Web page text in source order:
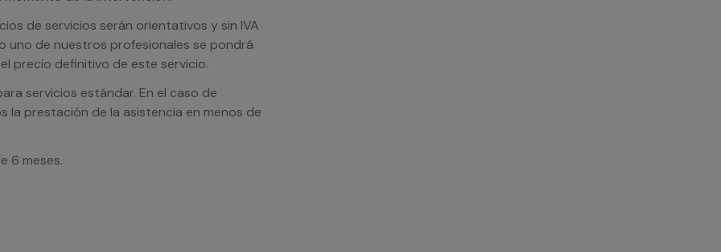
de servicios serán orientativos y sin IVA
uno de nuestros profesionales se pondrá
precio definitivo de este servicio.
servicios estándar. En el caso de
la prestación de la asistencia en menos de
6 meses.